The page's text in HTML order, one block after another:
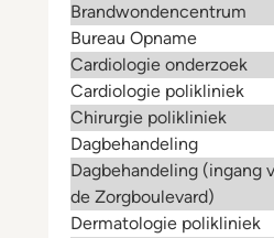
Brandwondencentrum
Bureau Opname
Cardiologie onderzoek
Cardiologie polikliniek
Chirurgie polikliniek
Dagbehandeling
Dagbehandeling (ingang
de Zorgboulevard)
Dermatologie polikliniek